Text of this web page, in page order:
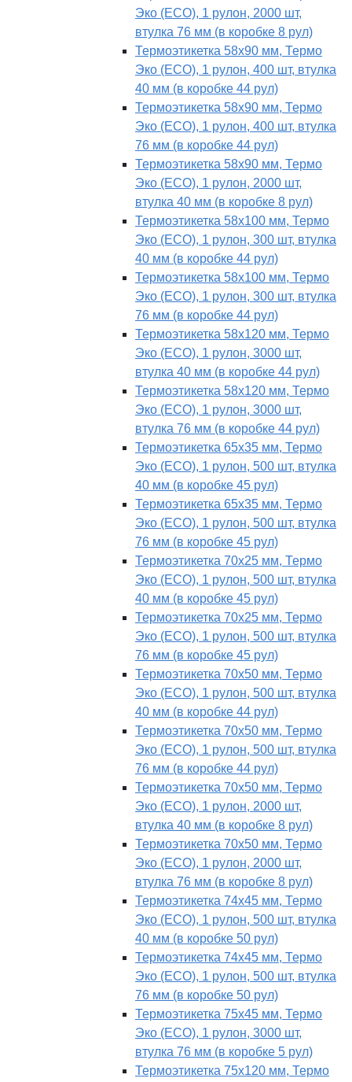
Эко (ECO), 1 рулон, 2000 шт,
втулка 76 мм (в коробке 8 рул)
Термоэтикетка 58х90 мм, Термо
Эко (ECO), 1 рулон, 400 шт, втулка
40 мм (в коробке 44 рул)
Термоэтикетка 58х90 мм, Термо
Эко (ECO), 1 рулон, 400 шт, втулка
76 мм (в коробке 44 рул)
Термоэтикетка 58х90 мм, Термо
Эко (ECO), 1 рулон, 2000 шт,
втулка 40 мм (в коробке 8 рул)
Термоэтикетка 58х100 мм, Термо
Эко (ECO), 1 рулон, 300 шт, втулка
40 мм (в коробке 44 рул)
Термоэтикетка 58х100 мм, Термо
Эко (ECO), 1 рулон, 300 шт, втулка
76 мм (в коробке 44 рул)
Термоэтикетка 58х120 мм, Термо
Эко (ECO), 1 рулон, 3000 шт,
втулка 40 мм (в коробке 44 рул)
Термоэтикетка 58х120 мм, Термо
Эко (ECO), 1 рулон, 3000 шт,
втулка 76 мм (в коробке 44 рул)
Термоэтикетка 65х35 мм, Термо
Эко (ECO), 1 рулон, 500 шт, втулка
40 мм (в коробке 45 рул)
Термоэтикетка 65х35 мм, Термо
Эко (ECO), 1 рулон, 500 шт, втулка
76 мм (в коробке 45 рул)
Термоэтикетка 70х25 мм, Термо
Эко (ECO), 1 рулон, 500 шт, втулка
40 мм (в коробке 45 рул)
Термоэтикетка 70х25 мм, Термо
Эко (ECO), 1 рулон, 500 шт, втулка
76 мм (в коробке 45 рул)
Термоэтикетка 70х50 мм, Термо
Эко (ECO), 1 рулон, 500 шт, втулка
40 мм (в коробке 44 рул)
Термоэтикетка 70х50 мм, Термо
Эко (ECO), 1 рулон, 500 шт, втулка
76 мм (в коробке 44 рул)
Термоэтикетка 70х50 мм, Термо
Эко (ECO), 1 рулон, 2000 шт,
втулка 40 мм (в коробке 8 рул)
Термоэтикетка 70х50 мм, Термо
Эко (ECO), 1 рулон, 2000 шт,
втулка 76 мм (в коробке 8 рул)
Термоэтикетка 74х45 мм, Термо
Эко (ECO), 1 рулон, 500 шт, втулка
40 мм (в коробке 50 рул)
Термоэтикетка 74х45 мм, Термо
Эко (ECO), 1 рулон, 500 шт, втулка
76 мм (в коробке 50 рул)
Термоэтикетка 75х45 мм, Термо
Эко (ECO), 1 рулон, 3000 шт,
втулка 76 мм (в коробке 5 рул)
Термоэтикетка 75х120 мм, Термо